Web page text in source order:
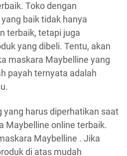
Toko dengan
baik tidak hanya
terbaik, tetapi juga
yang dibeli. Tentu, akan
maskara Maybelline yang
payah ternyata adalah
yang harus diperhatikan saat
Maybelline online terbaik.
Maybelline . Jika
di atas mudah